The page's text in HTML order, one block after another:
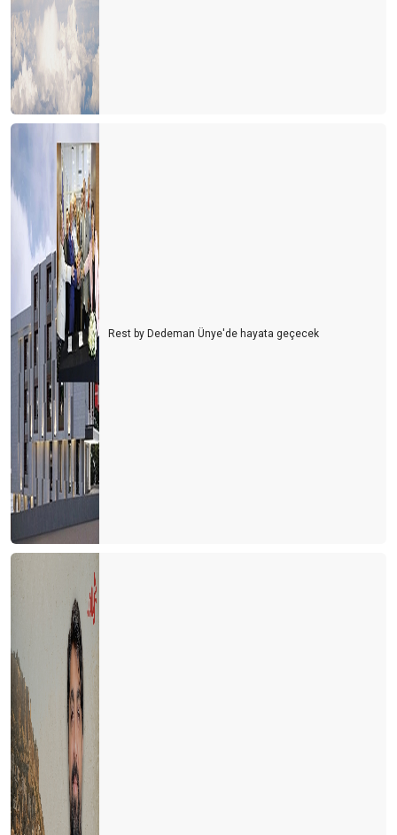
KUR RİSKİ YÖNETİMİ VE ALGI-I
TİCARET SAVAŞLARININ TURİZME ETKİSİ
YENİ BİR KRİZ KAPIMIZDA MI?
DİKİZ AYNASINA BAKARAK ARABA SÜRMEK
TURİZMDE BİTCOİN/KRİPTO PARA OLABİLİR Mİ?
DEĞİŞİMİN AYAK SESLERİ
KATILIM BANKALARININ ROLÜ
TURİZMDE GONG SESİ
Turizmci Yılı Kredi Borçları Ve Faiz Ödeyerek Geçirecek
Rest by Dedeman Ünye'de hayata geçecek